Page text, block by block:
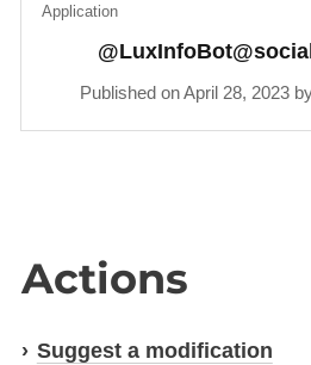
Application
Published on April 28, 2023
Actions
Suggest a modification